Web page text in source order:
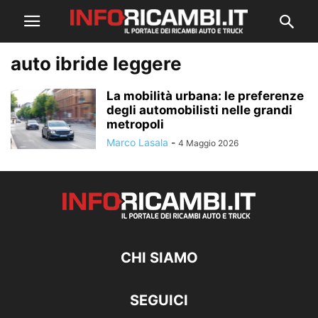
auto ibride leggere
La mobilità urbana: le preferenze
degli automobilisti nelle grandi
metropoli
Marco Lasala - 4 Maggio 2026
CHI SIAMO
SEGUICI